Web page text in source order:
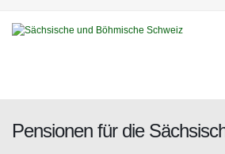
Pensionen für die